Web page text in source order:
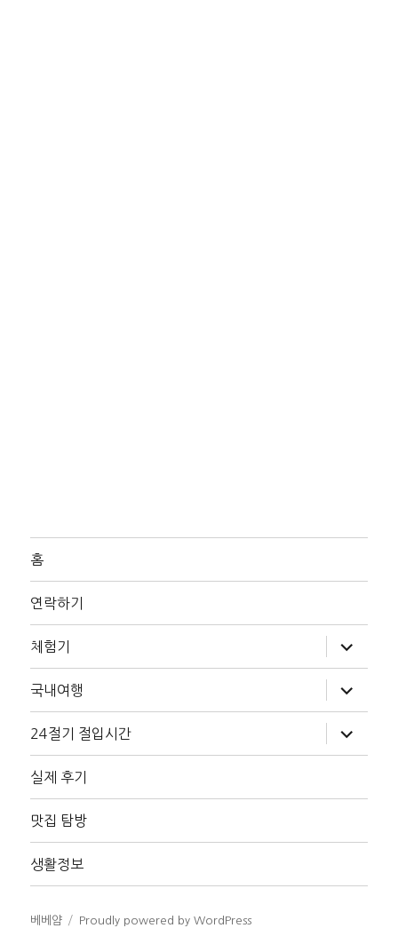
홈
연락하기
체험기
위
메
확
장
국내여행
위
메
확
장
24절기 절입시간
위
메
장
실제 후기
맛집 탐방
생활정보
베베얌 Proudly powered by WordPress